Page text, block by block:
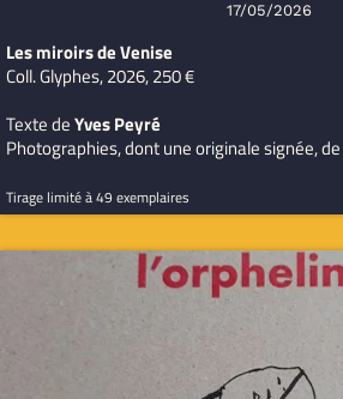
17/05/2026
Les miroirs de Venise
Coll. Glyphes, 2026, 250 €
Texte deYves Peyré
Photographies, dont une originale signée, de
Tirage limité à 49 exemplaires